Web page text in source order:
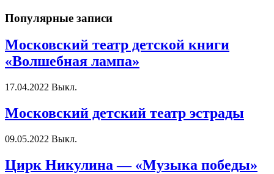
Популярные записи
Московский театр детской книги
«Волшебная лампа»
17.04.2022 Выкл.
Московский детский театр эстрады
09.05.2022 Выкл.
Цирк Никулина — «Музыка победы»